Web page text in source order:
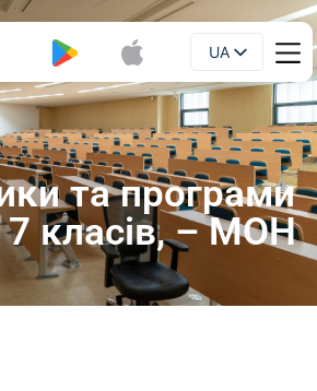
UA
EN
та програми
7 класів, – МОН